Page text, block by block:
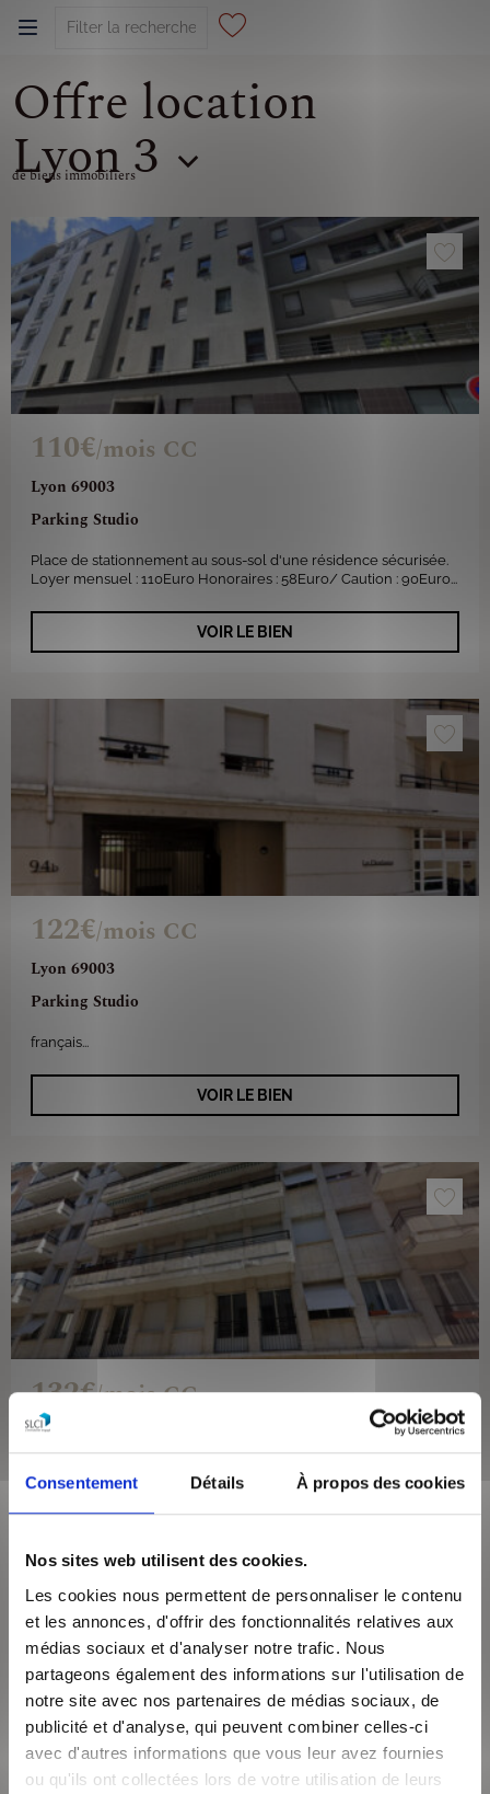
Consentement Détails À propos des cookies
Nos sites web utilisent des cookies.
Les cookies nous permettent de personnaliser le contenu
et les annonces, d'offrir des fonctionnalités relatives aux
médias sociaux et d'analyser notre trafic. Nous
partageons également des informations sur l'utilisation de
notre site avec nos partenaires de médias sociaux, de
publicité et d'analyse, qui peuvent combiner celles-ci
avec d'autres informations que vous leur avez fournies
ou qu'ils ont collectées lors de votre utilisation de leurs
Offre location
Lyon 3
de biens immobiliers
Lyon 69003
Parking Studio
110€/mois CC
Place de stationnement au sous-sol d'une résidence sécurisée.
Loyer mensuel : 110Euro Honoraires : 58Euro/ Caution : 90Euro...
VOIR LE BIEN
Lyon 69003
Parking Studio
122€/mois CC
français...
VOIR LE BIEN
Lyon 69003
132€/mois CC
VOIR LE BIEN